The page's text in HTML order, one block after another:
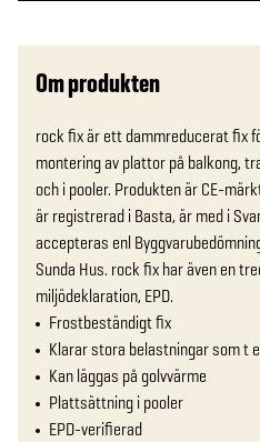
Om produkten
rock fix är ett dammreducerat fix
montering av plattor på balkong,
och i pooler. Produkten är CE-
är registrerad i Basta, är med i
accepteras enl
Sunda Hus. rock fix har även en
miljödeklaration, EPD.
Frostbeständigt fix
Klarar stora belastningar som t
Kan läggas på golvvärme
Plattsättning i pooler
EPD-verifierad